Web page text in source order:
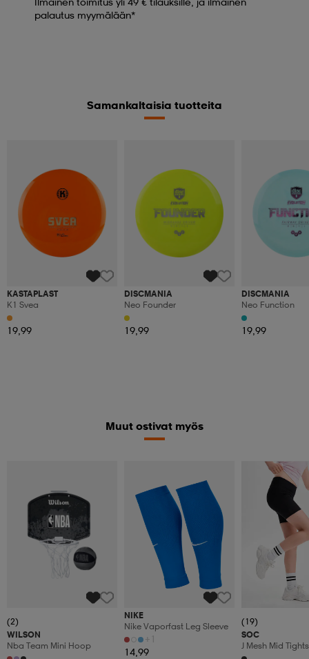
palautus myymälään*
Samankaltaisia tuotteita
KASTAPLAST
K1 Svea
19,99
DISCMANIA
Neo Founder
19,99
DISCMANIA
Neo Function
19,99
Muut ostivat myös
(2)
WILSON
Nba Team Mini Hoop
NIKE
Nike Vaporfast Leg Sleeve
+1
14,99
(19)
SOC
J Mesh Mid Tights